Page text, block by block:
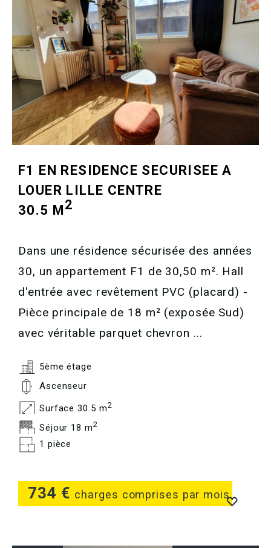
F1 EN RESIDENCE SECURISEE A
LOUER LILLE CENTRE
30.5 M2
734 € charges comprises par mois
Dans une résidence sécurisée des années
30, un appartement F1 de 30,50 m². Hall
d'entrée avec revêtement PVC (placard) -
Pièce principale de 18 m² (exposée Sud)
avec véritable parquet chevron ...
5ème étage
Ascenseur
Surface 30.5 m2
Séjour 18 m2
1 pièce